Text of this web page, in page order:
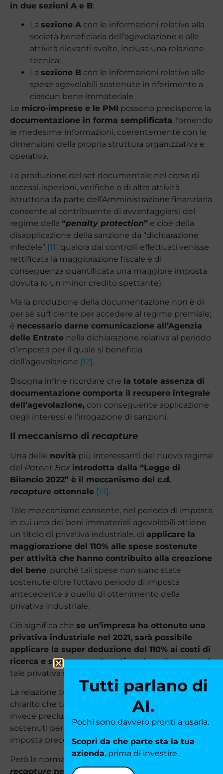
in due sezioni A e B:
La sezione A con le informazioni relative alla
società beneficiaria dell’agevolazione e alle
attività rilevanti svolte, inclusa una relazione
tecnica;
La sezione B con le informazioni relative alle
spese agevolabili sostenute in riferimento a
ciascun bene immateriale
Le micro-imprese e le PMI possono predisporre la
documentazione in forma semplificata, fornendo
le medesime informazioni, coerentemente con le
dimensioni della propria struttura organizzativa e
operativa.
La produzione del set documentale nel corso di
accessi, ispezioni, verifiche o di altra attività
istruttoria da parte dell’Amministrazione finanziaria
consente al contribuente di avvantaggiarsi del
regime della “penalty protection” e cioè della
disapplicazione della sanzione da “dichiarazione
infedele” [11] qualora dai controlli effettuati venisse
rettificata la maggiorazione fiscale e di
conseguenza quantificata una maggiore imposta
dovuta (o un minor credito spettante).
Ma la produzione della documentazione non è di
per sé sufficiente per accedere al regime premiale;
è necessario darne comunicazione all’Agenzia
delle Entrate nella dichiarazione relativa al periodo
d’imposta per il quale si beneficia
dell’agevolazione [12] .
Bisogna infine ricordare che la totale assenza di
documentazione comporta il recupero integrale
dell’agevolazione, con conseguente applicazione
degli interessi e l’irrogazione di sanzioni.
Il meccanismo di recapture
Una delle novità più interessanti del nuovo regime
del Patent Box introdotta dalla “Legge di
Bilancio 2022” è il meccanismo del c.d.
recapture ottennale [13].
Tale meccanismo consente, nel periodo di imposta
in cui uno dei beni immateriali agevolabili ottiene
un titolo di privativa industriale, di applicare la
maggiorazione del 110% alle spese sostenute
per attività che hanno contribuito alla creazione
del bene, purché tali spese non siano state
sostenute oltre l’ottavo periodo di imposta
antecedente a quello di ottenimento della
privativa industriale.
Ciò significa che se un’impresa ha ottenuto una
privativa industriale nel 2021, sarà possibile
applicare la super deduzione del 110% ai costi di
ricerca e sviluppo sostenutiper la realizzazione di
tale privativa sin dal 2013.
La relazione tecnica alla “Legge di Bilancio 2022” ha
chiarito che tale meccanismo direcapture
invece precluso per i costi di ricerca e sviluppo
sostenuti per privative ottenute nei periodi di
imposta precedenti al 2021.
Però la norma
non ha chiarito come gestire il
recapture nel caso del software
Tutti parlano di
AI.
Pochi sono davvero pronti a usarla.
Scopri da che parte sta la tua
azienda, prima di investire.